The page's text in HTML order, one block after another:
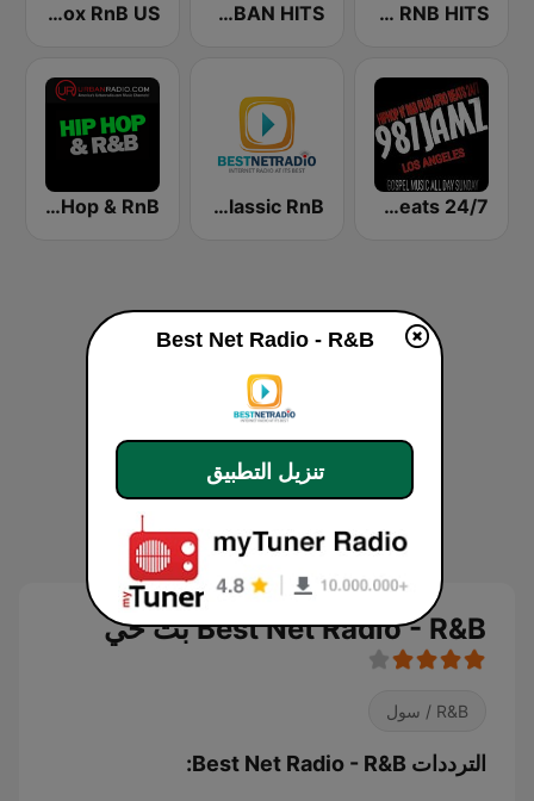
NRJ HIP HOP RNB HITS
NRJ URBAN HITS
Blackbox RnB US
987JAMZ HipHop N' R&B Plus Afro Beats 24/7
Best Net Radio - Classic RnB
UrbanRadio - Hip Hop & RnB
Best Net Radio - R&B بث حي
R&B / سول
الترددات Best Net Radio - R&B:
Best Net Radio - R&B
تنزيل التطبيق